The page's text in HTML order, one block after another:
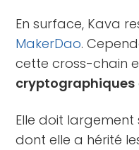
En surface, Kava
MakerDao.
cette cross-chain
cryptographiques
Elle doit largement
dont elle a hérité